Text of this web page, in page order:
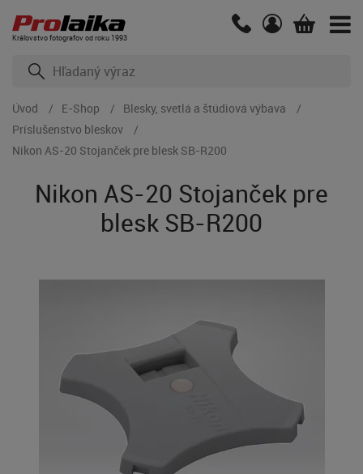
Kráľovstvo fotografov od roku 1993
Úvod E-Shop
Blesky, svetlá a štúdiová výbava
Príslušenstvo bleskov
Nikon AS-20 Stojanček pre blesk SB-R200
Nikon AS-20 Stojanček pre
blesk SB-R200